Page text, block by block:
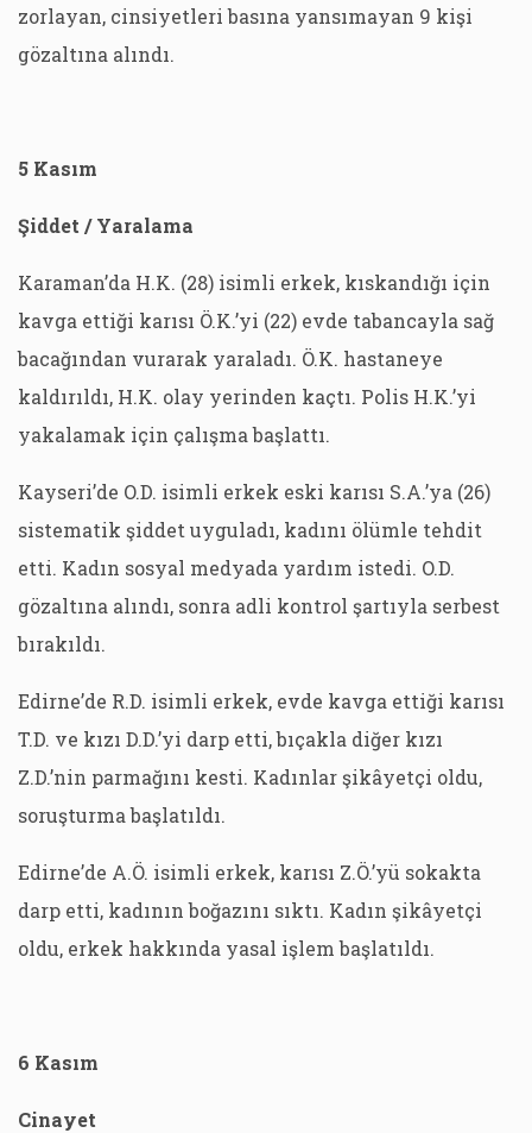
zorlayan, cinsiyetleri basına yansımayan 9 kişi
gözaltına alındı.
5 Kasım
Şiddet / Yaralama
Karaman’da H.K. (28) isimli erkek, kıskandığı için
kavga ettiği karısı Ö.K.’yi (22) evde tabancayla sağ
bacağından vurarak yaraladı. Ö.K. hastaneye
kaldırıldı, H.K. olay yerinden kaçtı. Polis H.K.’yi
yakalamak için çalışma başlattı.
Kayseri’de O.D. isimli erkek eski karısı S.A.’ya (26)
sistematik şiddet uyguladı, kadını ölümle tehdit
etti. Kadın sosyal medyada yardım istedi. O.D.
gözaltına alındı, sonra adli kontrol şartıyla serbest
bırakıldı.
Edirne’de R.D. isimli erkek, evde kavga ettiği karısı
T.D. ve kızı D.D.’yi darp etti, bıçakla diğer kızı
Z.D.’nin parmağını kesti. Kadınlar şikâyetçi oldu,
soruşturma başlatıldı.
Edirne’de A.Ö. isimli erkek, karısı Z.Ö.’yü sokakta
darp etti, kadının boğazını sıktı. Kadın şikâyetçi
oldu, erkek hakkında yasal işlem başlatıldı.
6 Kasım
Cinayet